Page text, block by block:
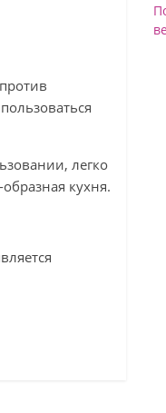
легко
кухня.